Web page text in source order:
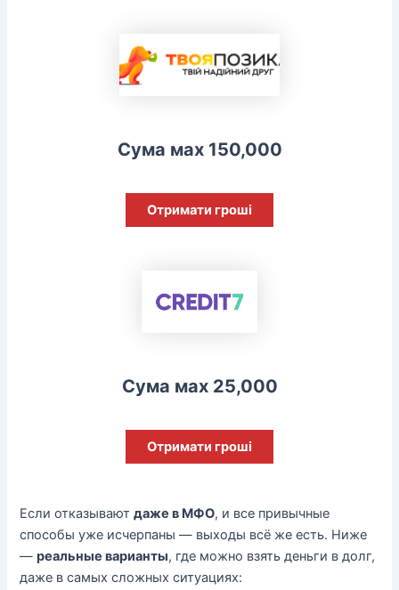
Сума мах 150,000
Отримати гроші
Сума мах 25,000
Отримати гроші
Если отказываютдаже в МФО, и все привычные
способы уже исчерпаны — выходы всё же есть. Ниже
—реальные варианты, где можно взять деньги в долг,
даже в самых сложных ситуациях: